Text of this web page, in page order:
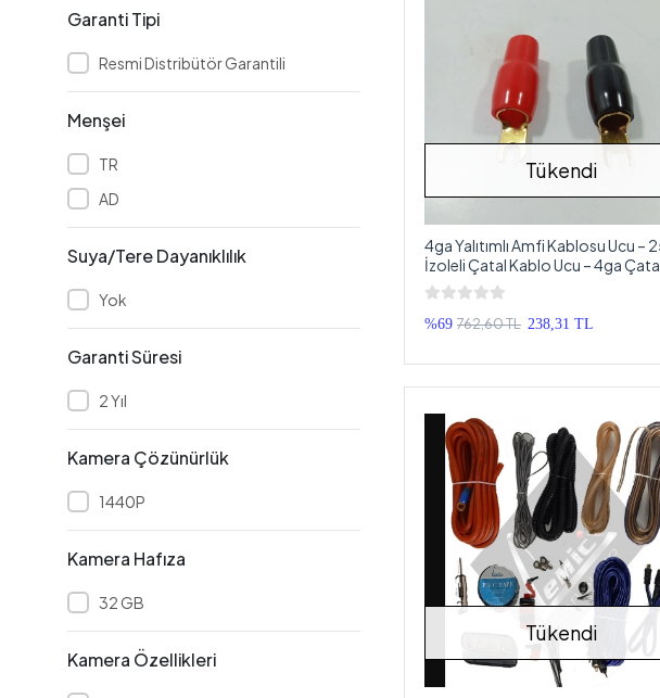
Plato
POLAXTOR
Powerbass
POWERMASTER
POWERWAY
Premio
QLİNE
REİSS
ROADSTAR
RockAlpha
S-LİNK
Soldex
SOUNDMAX
SOUNDWAY
Sunup
Titan Audio
Garanti Tipi
Resmi Distribütör Garantili
Menşei
TR
AD
Suya/Tere Dayanıklılık
Yok
Garanti Süresi
2 Yıl
Kamera Çözünürlük
1440P
Kamera Hafıza
32 GB
Kamera Özellikleri
Tükendi
4ga Yalıtımlı Amfi Kablosu Ucu –
İzoleli Çatal Kablo Ucu – 4ga Çatal
2 Adet
%69 762,60 TL 238,31 TL
Tükendi